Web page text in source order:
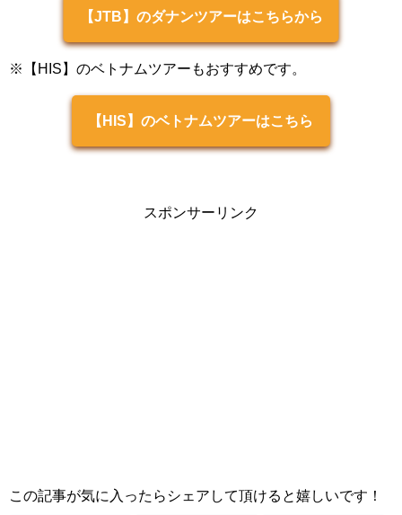
【JTB】のダナンツアーはこちらから
※【HIS】のベトナムツアーもおすすめです。
【HIS】のベトナムツアーはこちら
スポンサーリンク
この記事が気に入ったらシェアして頂けると嬉しいです！